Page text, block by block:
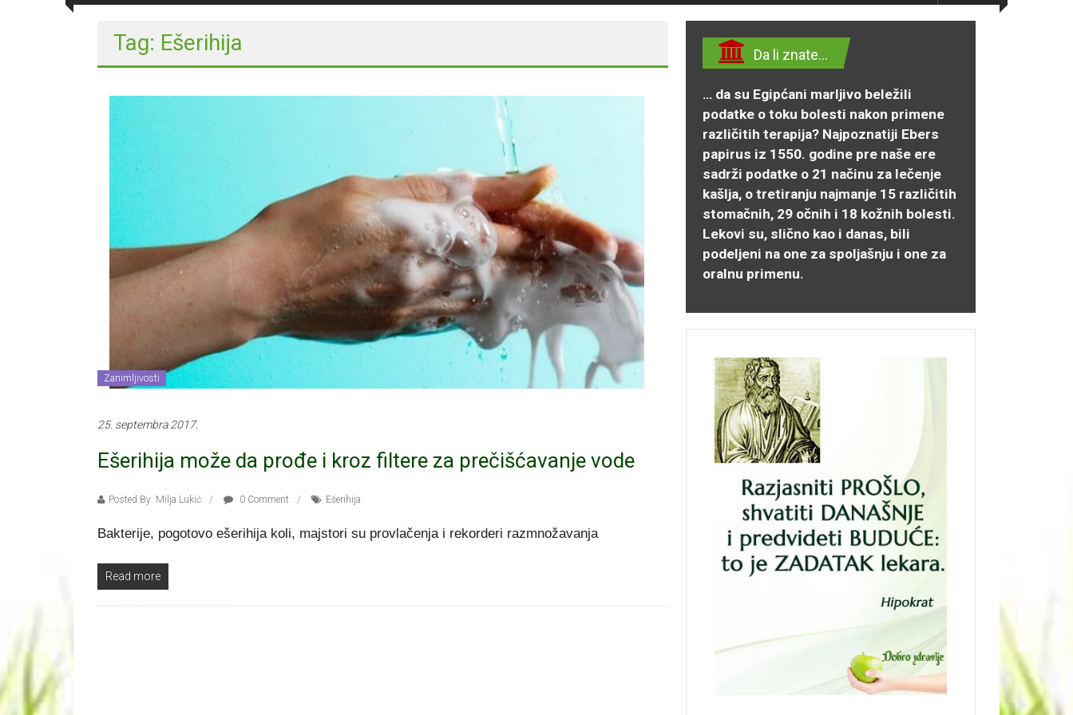
Tag: Ešerihija
Zanimljivosti
25. septembra 2017.
Ešerihija može da prođe i kroz filtere za prečišćavanje vode
Posted By: Milja Lukić 0 Comment Ešerihija
Bakterije, pogotovo ešerihija koli, majstori su provlačenja i rekorderi razmnožavanja
Read more
Da li znate…
… da su Egipćani marljivo beležili
podatke o toku bolesti nakon primene
različitih terapija? Najpoznatiji Ebers
papirus iz 1550. godine pre naše ere
sadrži podatke o 21 načinu za lečenje
kašlja, o tretiranju najmanje 15 različitih
stomačnih, 29 očnih i 18 kožnih bolesti.
Lekovi su, slično kao i danas, bili
podeljeni na one za spoljašnju i one za
oralnu primenu.